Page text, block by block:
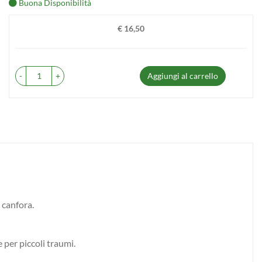
Buona Disponibilità
Prezzo
€ 16,50
- + Aggiungi al carrello
per piccoli traumi.